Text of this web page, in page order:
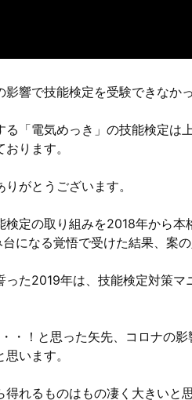
影響で技能検定を受験できなか
る「電気めっき」の技能検定は
ります。
がとうございます。
検定の取り組みを2018年から
になる覚悟で受けた結果、案
った2019年は、技能検定対策
・！と思った矢先、コロナの
います。
得れるものはもの凄く大きいと